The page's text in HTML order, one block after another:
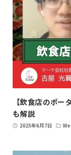
【飲食店のポ
も解説
2025年6月7日